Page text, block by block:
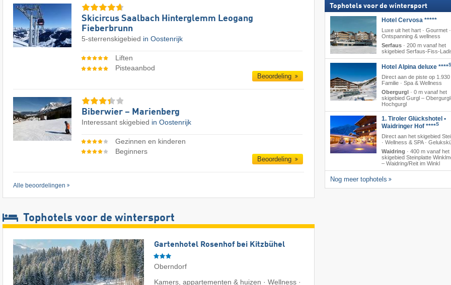
Skicircus Saalbach Hinterglemm Leogang
Fieberbrunn
5-sterrenskigebied in Oostenrijk
Liften
Pisteaanbod
Beoordeling
Biberwier – Marienberg
Interessant skigebied in Oostenrijk
Gezinnen en kinderen
Beginners
Beoordeling
Alle beoordelingen
Tophotels voor de wintersport
Gartenhotel Rosenhof bei Kitzbühel
Oberndorf
Kamers, appartementen & huizen · Wellness ·
Tophotels voor de wintersport
Hotel Cervosa *****
Luxe uit het hart · Gourmet ·
Ontspanning & wellness
Serfaus· 200 m vanaf het
skigebied Serfaus-Fiss-
Hotel Alpina deluxe ****S
Direct aan de piste op 1.930
Familie · Spa & Wellness
Obergurgl· 0 m vanaf het
skigebied Gurgl –
Hochgurgl
1. Tiroler Glückshotel •
Waidringer Hof ****S
Direct aan het skigebied
· Wellness & SPA ·
Waidring · 400 m vanaf het
skigebied Steinplatte
– Waidring/​Reit im Winkl
Nog meer tophotels